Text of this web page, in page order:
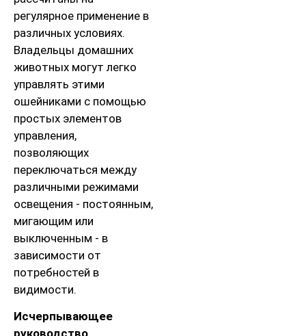
регулярное применение в
различных условиях.
Владельцы домашних
животных могут легко
управлять этими
ошейниками с помощью
простых элементов
управления,
позволяющих
переключаться между
различными режимами
освещения - постоянным,
мигающим или
выключенным - в
зависимости от
потребностей в
видимости.
Исчерпывающее